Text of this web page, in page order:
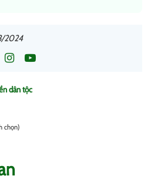
2024
dân tộc
chọn)